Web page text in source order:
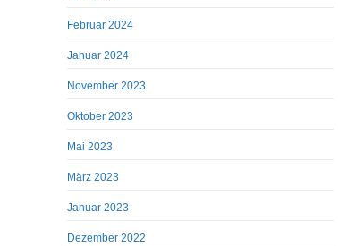
Februar 2024
Januar 2024
November 2023
Oktober 2023
Mai 2023
März 2023
Januar 2023
Dezember 2022